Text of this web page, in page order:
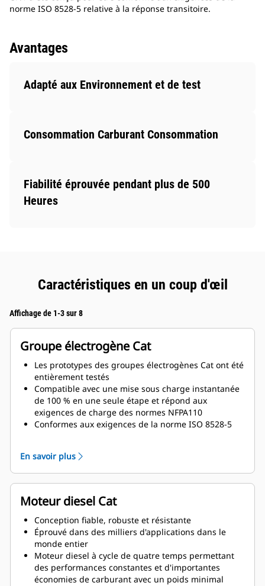
norme ISO 8528-5 relative à la réponse transitoire.
Avantages
Adapté aux Environnement et de test
Consommation Carburant Consommation
Fiabilité éprouvée pendant plus de 500
Heures
Caractéristiques en un coup d'œil
Affichage de 1-3 sur 8
Groupe électrogène Cat
Les prototypes des groupes électrogènes Cat ont été
entièrement testés
Compatible avec une mise sous charge instantanée
de 100 % en une seule étape et répond aux
exigences de charge des normes NFPA110
Conformes aux exigences de la norme ISO 8528-5
En savoir plus
Moteur diesel Cat
Conception fiable, robuste et résistante
Éprouvé dans des milliers d'applications dans le
monde entier
Moteur diesel à cycle de quatre temps permettant
des performances constantes et d'importantes
économies de carburant avec un poids minimal